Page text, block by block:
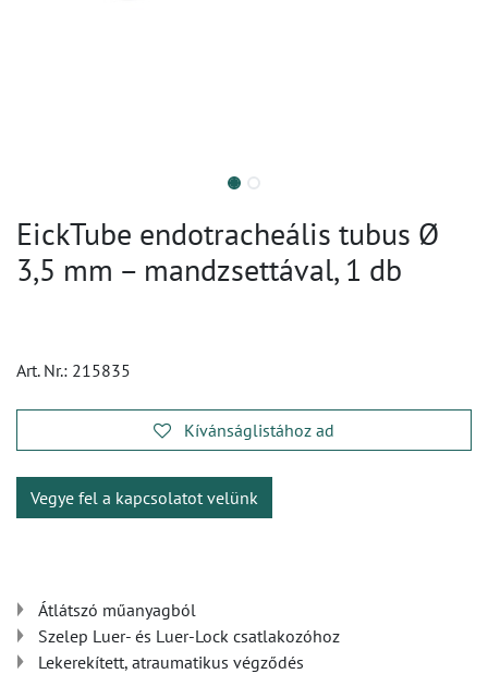
EickTube endotracheális tubus Ø
3,5 mm – mandzsettával, 1 db
Art. Nr.: 215835
Kívánságlistához ad
Vegye fel a kapcsolatot velünk
Átlátszó műanyagból
Szelep Luer- és Luer-Lock csatlakozóhoz
Lekerekített, atraumatikus végződés